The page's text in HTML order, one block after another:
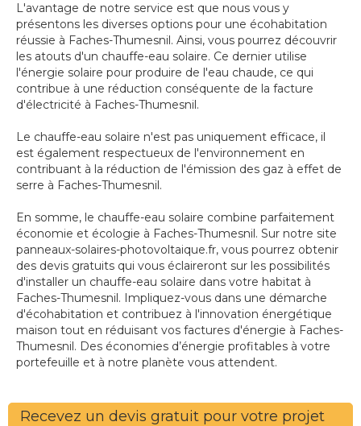
L'avantage de notre service est que nous vous y
présentons les diverses options pour une écohabitation
réussie à Faches-Thumesnil. Ainsi, vous pourrez découvrir
les atouts d'un chauffe-eau solaire. Ce dernier utilise
l'énergie solaire pour produire de l'eau chaude, ce qui
contribue à une réduction conséquente de la facture
d'électricité à Faches-Thumesnil.
Le chauffe-eau solaire n'est pas uniquement efficace, il
est également respectueux de l'environnement en
contribuant à la réduction de l'émission des gaz à effet de
serre à Faches-Thumesnil.
En somme, le chauffe-eau solaire combine parfaitement
économie et écologie à Faches-Thumesnil. Sur notre site
panneaux-solaires-photovoltaique.fr, vous pourrez obtenir
des devis gratuits qui vous éclaireront sur les possibilités
d'installer un chauffe-eau solaire dans votre habitat à
Faches-Thumesnil. Impliquez-vous dans une démarche
d'écohabitation et contribuez à l'innovation énergétique
maison tout en réduisant vos factures d'énergie à Faches-
Thumesnil. Des économies d’énergie profitables à votre
portefeuille et à notre planète vous attendent.
Recevez un devis gratuit pour votre projet